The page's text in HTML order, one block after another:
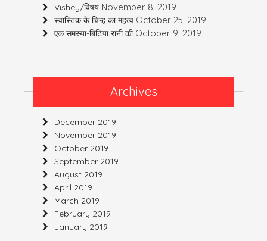
Vishey/विषय November 8, 2019
स्वास्तिक के चिन्ह का महत्व October 25, 2019
एक समस्या-बिटिया रानी की October 9, 2019
Archives
December 2019
November 2019
October 2019
September 2019
August 2019
April 2019
March 2019
February 2019
January 2019